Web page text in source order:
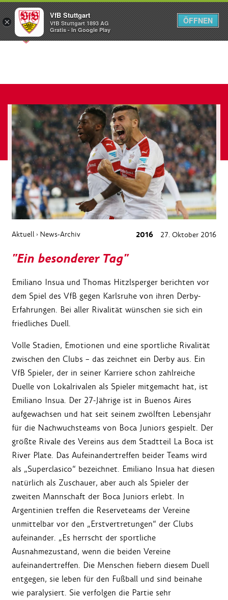
Menü
Aktuell › News-Archiv 2016 27. Oktober 2016
"Ein besonderer Tag"
Emiliano Insua und Thomas Hitzlsperger berichten vor
dem Spiel des VfB gegen Karlsruhe von ihren Derby-
Erfahrungen. Bei aller Rivalität wünschen sie sich ein
friedliches Duell.
Volle Stadien, Emotionen und eine sportliche Rivalität
zwischen den Clubs – das zeichnet ein Derby aus. Ein
VfB Spieler, der in seiner Karriere schon zahlreiche
Duelle von Lokalrivalen als Spieler mitgemacht hat, ist
Emiliano Insua. Der 27-Jährige ist in Buenos Aires
aufgewachsen und hat seit seinem zwölften Lebensjahr
für die Nachwuchsteams von Boca Juniors gespielt. Der
größte Rivale des Vereins aus dem Stadtteil La Boca ist
River Plate. Das Aufeinandertreffen beider Teams wird
als „Superclasico“ bezeichnet. Emiliano Insua hat diesen
natürlich als Zuschauer, aber auch als Spieler der
zweiten Mannschaft der Boca Juniors erlebt. In
Argentinien treffen die Reserveteams der Vereine
unmittelbar vor den „Erstvertretungen“ der Clubs
aufeinander. „Es herrscht der sportliche
Ausnahmezustand, wenn die beiden Vereine
aufeinandertreffen. Die Menschen fiebern diesem Duell
entgegen, sie leben für den Fußball und sind beinahe
wie paralysiert. Sie verfolgen die Partie sehr
×
VfB Stuttgart
VfB Stuttgart 1893 AG
Gratis - In Google Play
ÖFFNEN